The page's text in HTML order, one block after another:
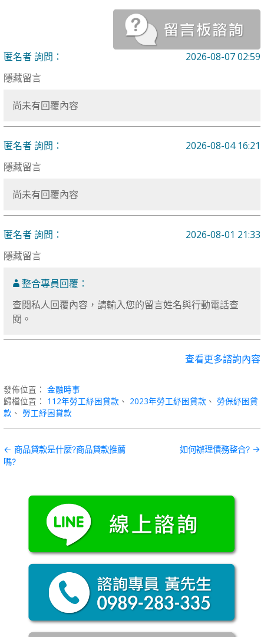
匿名者 詢問：
2026-08-07 02:59
隱藏留言
尚未有回覆內容
匿名者 詢問：
2026-08-04 16:21
隱藏留言
尚未有回覆內容
匿名者 詢問：
2026-08-01 21:33
隱藏留言
整合專員回覆：
查閱私人回覆內容，請輸入您的留言姓名與行動電話查
閱。
查看更多諮詢內容
發佈位置：金融時事
歸檔位置： 112年勞工紓困貸款 、 2023年勞工紓困貸款 、勞保紓困貸
款 、勞工紓困貸款
文
← 商品貸款是什麼?商品貸款推薦
嗎?
如何辦理債務整合? →